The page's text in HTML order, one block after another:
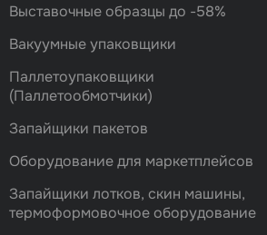
Выставочные образцы до -58%
Вакуумные упаковщики
Паллетоупаковщики
(Паллетообмотчики)
Запайщики пакетов
Оборудование для маркетплейсов
Запайщики лотков, скин машины,
термоформовочное оборудование